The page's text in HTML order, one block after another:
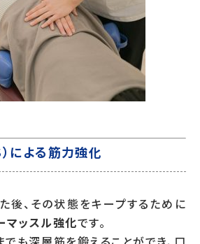
による筋力強化
後、その状態をキープするために
マッスル強化です。